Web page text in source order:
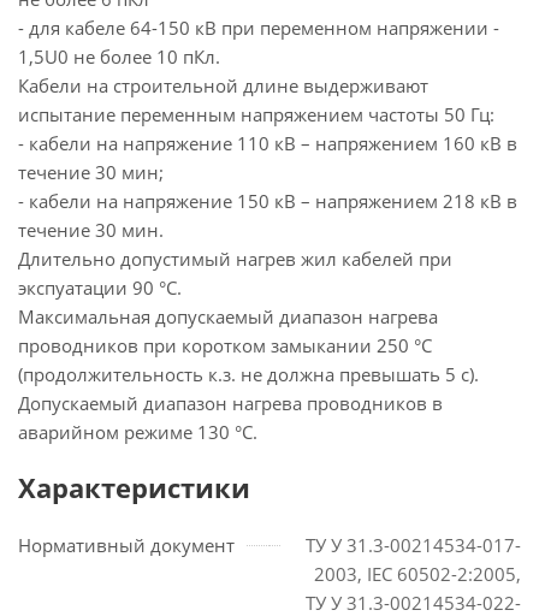
- для кабеле 64-150 кВ при переменном напряжении -
1,5U0 не более 10 пКл.
Кабели на строительной длине выдерживают
испытание переменным напряжением частоты 50 Гц:
- кабели на напряжение 110 кВ – напряжением 160 кВ в
течение 30 мин;
- кабели на напряжение 150 кВ – напряжением 218 кВ в
течение 30 мин.
Длительно допустимый нагрев жил кабелей при
экспуатации 90 °С.
Максимальная допускаемый диапазон нагрева
проводников при коротком замыкании 250 °С
(продолжительность к.з. не должна превышать 5 с).
Допускаемый диапазон нагрева проводников в
аварийном режиме 130 °С.
Характеристики
Нормативный документ
ТУ У 31.3-00214534-017-
2003, IEC 60502-2:2005,
ТУ У 31.3-00214534-022-